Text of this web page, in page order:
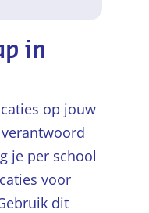
in
op jouw
je per school
voor
dit